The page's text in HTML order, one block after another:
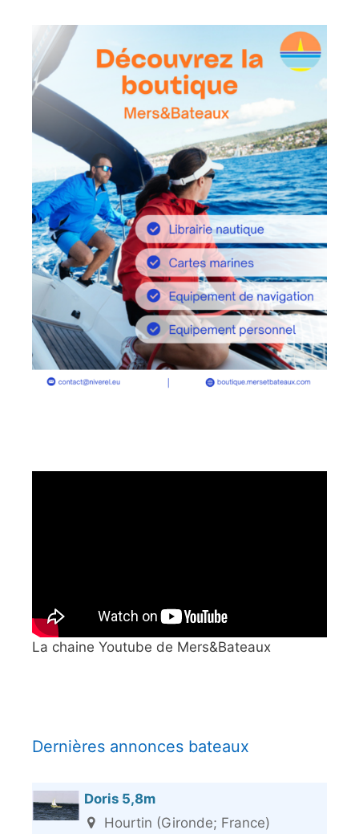
La chaine Youtube de Mers&Bateaux
Dernières annonces bateaux
Doris 5,8m
Hourtin (Gironde; France)